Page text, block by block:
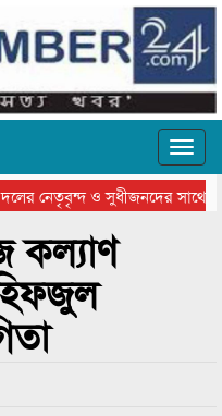
নেতৃবৃন্দ ও সুধীজনদের সাথে
গ্রুপ থিয়েটার ফেডারেশানের
কল্যাণ